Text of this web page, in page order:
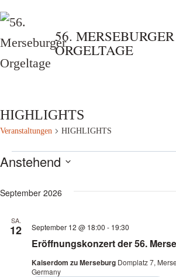
Zum
Inhalt
springen
56. MERSEBURGER
ORGELTAGE
HIGHLIGHTS
Veranstaltungen HIGHLIGHTS
Veranstaltungen
Anstehend
wählen.
September 2026
SA.
12
Eröffnungskonzert der 56.
September 12 @ 18:00 - 19:30
Kaiserdom zu Merseburg Domplatz 7,
Germany